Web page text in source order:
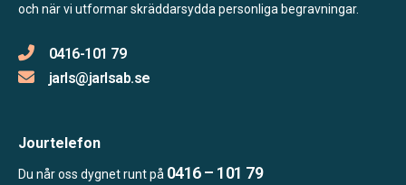
och när vi utformar skräddarsydda personliga begravningar.
0416-101 79
jarls@jarlsab.se
Jourtelefon
Du når oss dygnet runt på 0416 – 101 79